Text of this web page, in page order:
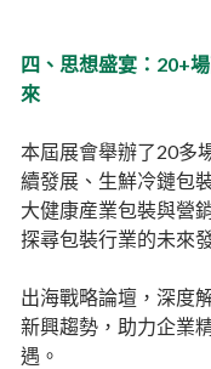
四、思想盛宴：20+
來
本屆展會舉辦了20多
續發展、生鮮冷鏈包
大健康産業包裝與營
探尋包裝行業的未來
出海戰略論壇，深度
新興趨勢，助力企業
遇。